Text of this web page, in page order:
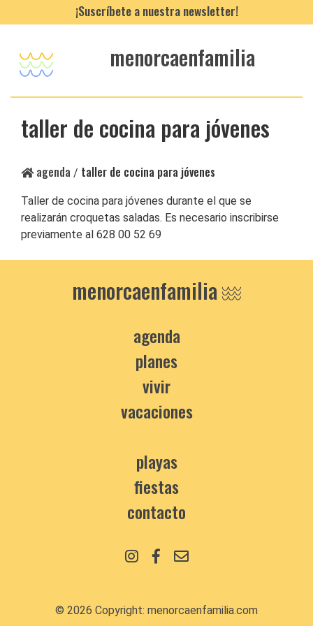
¡Suscríbete a nuestra newsletter!
menorcaenfamilia
taller de cocina para jóvenes
agenda / taller de cocina para jóvenes
Taller de cocina para jóvenes durante el que se
realizarán croquetas saladas. Es necesario inscribirse
previamente al 628 00 52 69
menorcaenfamilia
agenda
planes
vivir
vacaciones
playas
fiestas
contacto
© 2026 Copyright: menorcaenfamilia.com